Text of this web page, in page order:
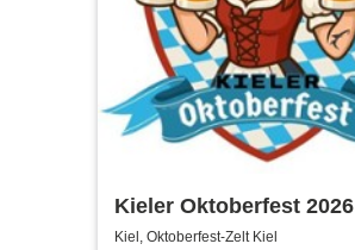
Kieler Oktoberfest 2026
Kiel, Oktoberfest-Zelt Kiel